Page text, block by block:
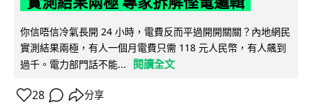
你信唔信冷氣長開 24 小時，電費反而平過開開關關？內地網民
實測結果兩極，有人一個月電費只需 118 元人民幣，有人飆到
過千。電力部門話不能...
閱讀全文
28 分享